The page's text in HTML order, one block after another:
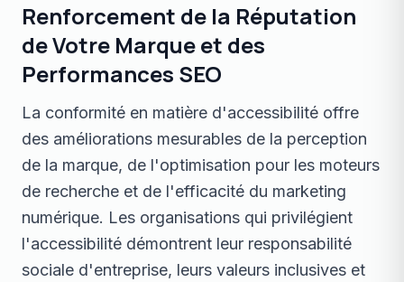
Renforcement de la Réputation
de Votre Marque et des
Performances SEO
La conformité en matière d'accessibilité offre
des améliorations mesurables de la perception
de la marque, de l'optimisation pour les moteurs
de recherche et de l'efficacité du marketing
numérique. Les organisations qui privilégient
l'accessibilité démontrent leur responsabilité
sociale d'entreprise, leurs valeurs inclusives et